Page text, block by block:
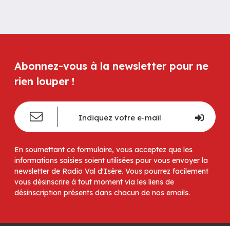
Abonnez-vous à la newsletter pour ne
rien louper !
En soumettant ce formulaire, vous acceptez que les
informations saisies soient utilisées pour vous envoyer la
newsletter de Radio Val d'Isère. Vous pourrez facilement
vous désinscrire à tout moment via les liens de
désinscription présents dans chacun de nos emails.